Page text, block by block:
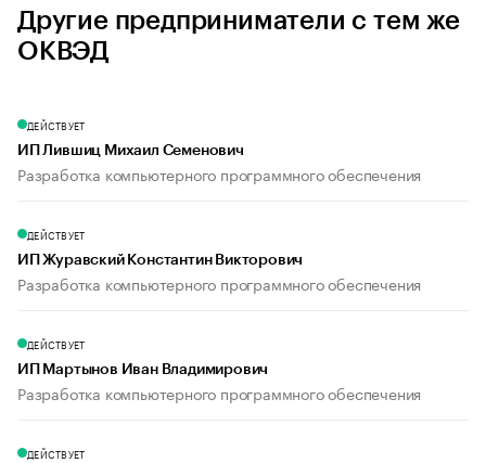
Другие предприниматели с тем же
ОКВЭД
ДЕЙСТВУЕТ
ИП Лившиц Михаил Семенович
Разработка компьютерного программного обеспечения
ДЕЙСТВУЕТ
ИП Журавский Константин Викторович
Разработка компьютерного программного обеспечения
ДЕЙСТВУЕТ
ИП Мартынов Иван Владимирович
Разработка компьютерного программного обеспечения
ДЕЙСТВУЕТ